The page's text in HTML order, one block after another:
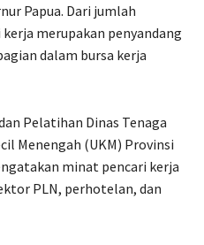
Papua. Dari jumlah
merupakan penyandang
dalam bursa kerja
Pelatihan Dinas Tenaga
Menengah (UKM) Provinsi
minat pencari kerja
PLN, perhotelan, dan